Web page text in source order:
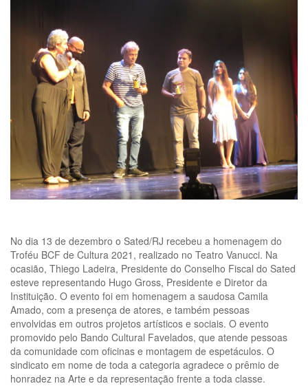
No dia 13 de dezembro o Sated/RJ recebeu a homenagem do
Troféu BCF de Cultura 2021, realizado no Teatro Vanucci. Na
ocasião, Thiego Ladeira, Presidente do Conselho Fiscal do Sated
esteve representando Hugo Gross, Presidente e Diretor da
Instituição. O evento foi em homenagem a saudosa Camila
Amado, com a presença de atores, e também pessoas
envolvidas em outros projetos artísticos e sociais. O evento
promovido pelo Bando Cultural Favelados, que atende pessoas
da comunidade com oficinas e montagem de espetáculos. O
sindicato em nome de toda a categoria agradece o prêmio de
honradez na Arte e da representação frente a toda classe.